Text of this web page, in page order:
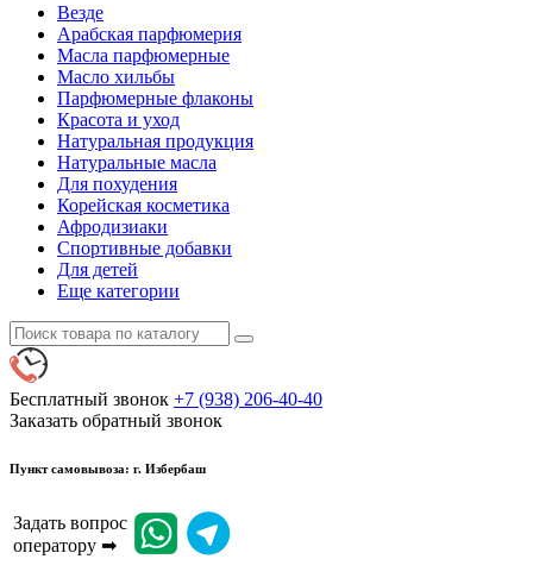
Везде
Арабская парфюмерия
Масла парфюмерные
Масло хильбы
Парфюмерные флаконы
Красота и уход
Натуральная продукция
Натуральные масла
Для похудения
Корейская косметика
Афродизиаки
Спортивные добавки
Для детей
Еще категории
Бесплатный звонок +7 (938) 206-40-40
Заказать обратный звонок
Пункт самовывоза: г. Избербаш
Задать вопрос
оператору ➡